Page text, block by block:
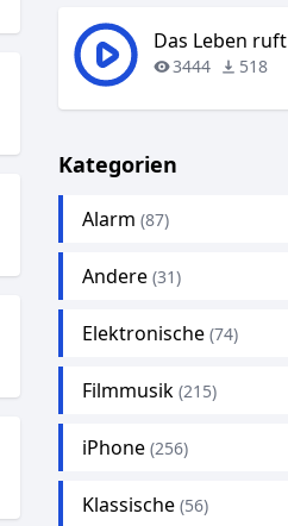
Das Leben ruft
3444 518
Kategorien
Alarm (87)
Andere (31)
Elektronische (74)
Filmmusik (215)
iPhone (256)
Klassische (56)